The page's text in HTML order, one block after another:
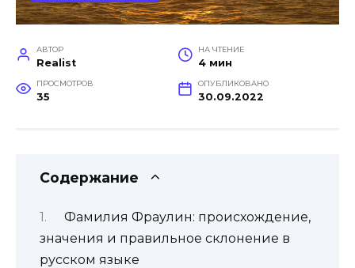
АВТОР
Realist
НА ЧТЕНИЕ
4 мин
ПРОСМОТРОВ
35
ОПУБЛИКОВАНО
30.09.2022
Содержание
Фамилия Фраулин: происхождение,
значения и правильное склонение в
русском языке